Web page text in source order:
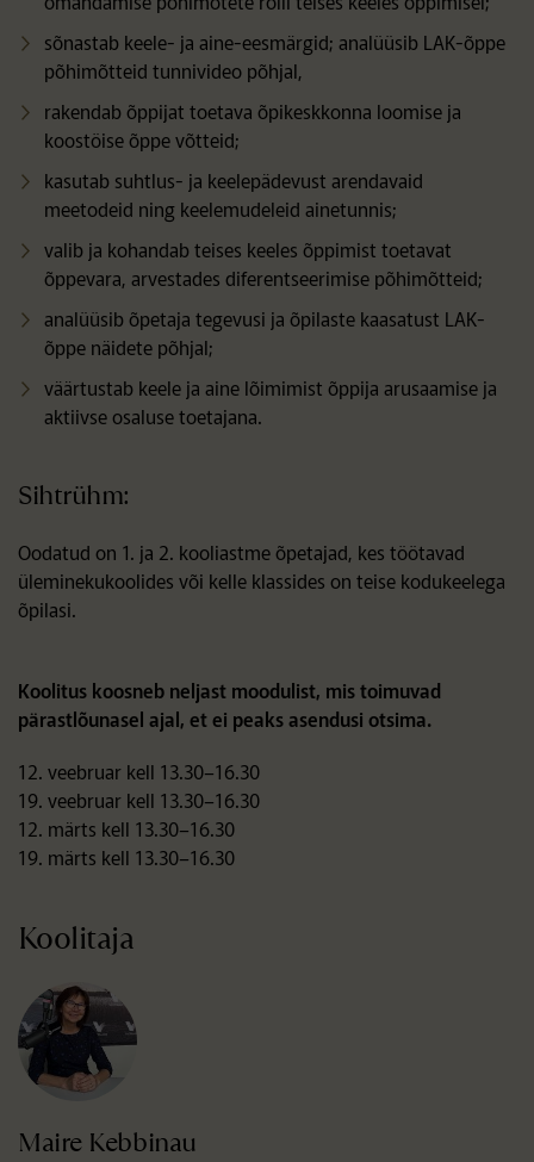
sõnastab keele- ja aine-eesmärgid; analüüsib LAK-õppe
põhimõtteid tunnivideo põhjal,
rakendab õppijat toetava õpikeskkonna loomise ja
koostöise õppe võtteid;
kasutab suhtlus- ja keelepädevust arendavaid
meetodeid ning keelemudeleid ainetunnis;
valib ja kohandab teises keeles õppimist toetavat
õppevara, arvestades diferentseerimise põhimõtteid;
analüüsib õpetaja tegevusi ja õpilaste kaasatust LAK-
õppe näidete põhjal;
väärtustab keele ja aine lõimimist õppija arusaamise ja
aktiivse osaluse toetajana.
Sihtrühm:
Oodatud on 1. ja 2. kooliastme õpetajad, kes töötavad
üleminekukoolides või kelle klassides on teise kodukeelega
õpilasi.
Koolitus koosneb neljast moodulist, mis toimuvad
pärastlõunasel ajal, et ei peaks asendusi otsima.
12. veebruar kell 13.30–16.30
19. veebruar kell 13.30–16.30
12. märts kell 13.30–16.30
19. märts kell 13.30–16.30
Koolitaja
Maire Kebbinau